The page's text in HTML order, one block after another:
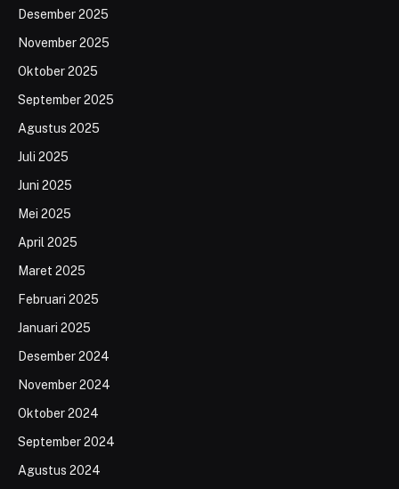
Desember 2025
November 2025
Oktober 2025
September 2025
Agustus 2025
Juli 2025
Juni 2025
Mei 2025
April 2025
Maret 2025
Februari 2025
Januari 2025
Desember 2024
November 2024
Oktober 2024
September 2024
Agustus 2024